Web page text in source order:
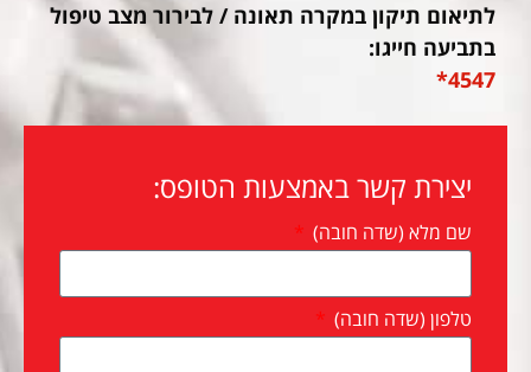
לתיאום תיקון במקרה תאונה / לבירור מצב טיפול
בתביעה חייגו:
4547*
יצירת קשר באמצעות הטופס:
שם מלא (שדה חובה)
טלפון (שדה חובה)